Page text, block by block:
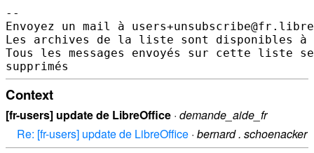
--
Envoyez un mail à
Les archives de la liste sont disponibles à
Tous les messages envoyés sur cette liste
Context
[fr-users] update de LibreOffice · demande_aide_fr
Re: [fr-users] update de LibreOffice · bernard . schoenacker